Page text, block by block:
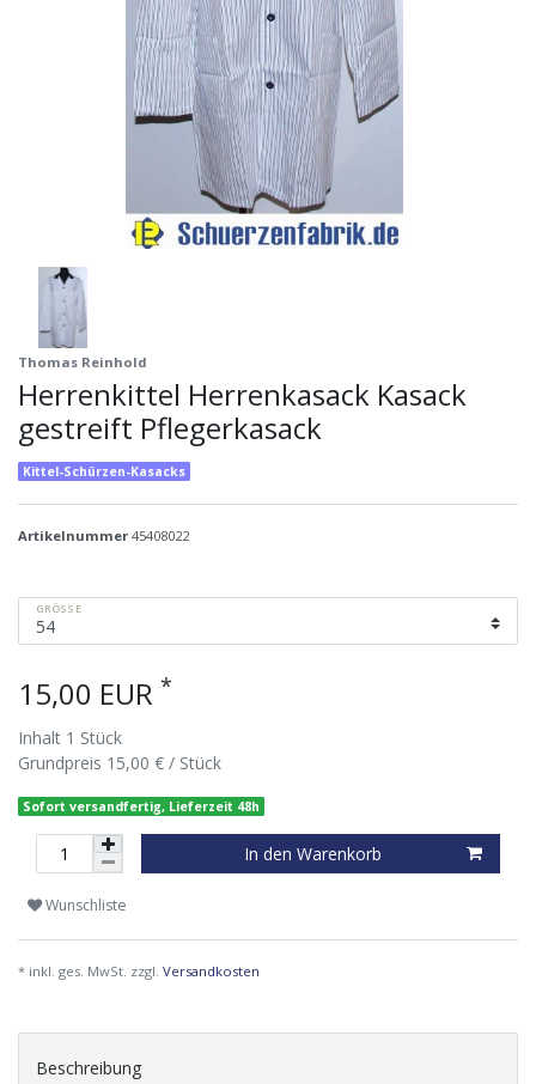
Thomas Reinhold
Herrenkittel Herrenkasack Kasack
gestreift Pflegerkasack
Kittel-Schürzen-Kasacks
Artikelnummer 45408022
GRÖSSE
15,00 EUR *
Inhalt 1 Stück
Grundpreis 15,00 € / Stück
Sofort versandfertig, Lieferzeit 48h
In den Warenkorb
Wunschliste
* inkl. ges. MwSt. zzgl. Versandkosten
Beschreibung